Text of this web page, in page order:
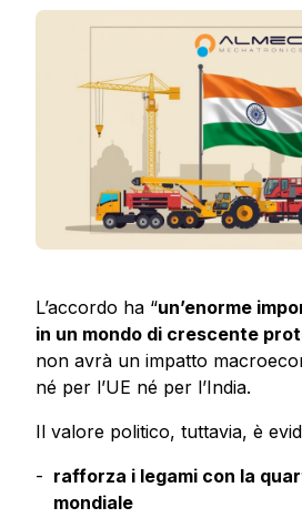
L’accordo ha “un’enorme
in un mondo di crescente
non avrà un impatto
né per l’UE né per l’India.
Il valore politico, tuttavia, è
rafforza i legami con la
mondiale